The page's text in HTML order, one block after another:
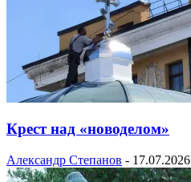
Крест над «новоделом»
Александр Степанов - 17.07.2026